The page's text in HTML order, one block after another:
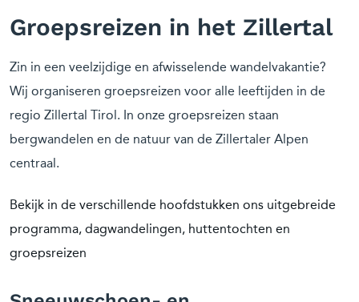
Groepsreizen in het Zillertal
Zin in een veelzijdige en afwisselende wandelvakantie?
Wij organiseren groepsreizen voor alle leeftijden in de
regio Zillertal Tirol. In onze groepsreizen staan
bergwandelen en de natuur van de Zillertaler Alpen
centraal.
Bekijk in de verschillende hoofdstukken ons uitgebreide
programma, dagwandelingen, huttentochten en
groepsreizen